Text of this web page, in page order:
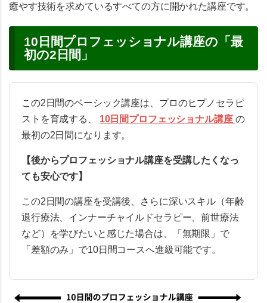
癒やす技術を求めているすべての方に開かれた講座です。
10日間プロフェッショナル講座の「最
初の2日間」
この2日間のベーシック講座は、プロのヒプノセラピ
ストを育成する、 10日間プロフェッショナル講座 の
最初の2日間になります。
【後からプロフェッショナル講座を受講したくなっ
ても安心です】
この2日間の講座を受講後、さらに深いスキル（年齢
退行療法、インナーチャイルドセラピー、前世療法
など）を学びたいと感じた場合は、
「無期限」で
「差額のみ」で10日間コースへ進級可能です。